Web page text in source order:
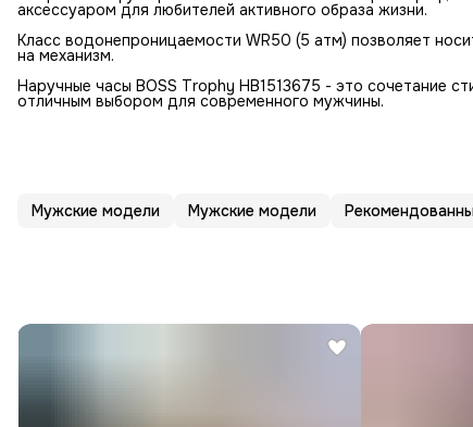
аксессуаром для любителей активного образа жизни.
Класс водонепроницаемости WR50 (5 атм) позволяет
на механизм.
Наручные часы BOSS Trophy HB1513675 - это сочетание
отличным выбором для современного мужчины.
Мужские модели Мужские модели